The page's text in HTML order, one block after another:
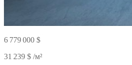
6 779 000 $
31 239 $ /м²